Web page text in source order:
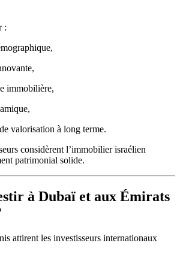
:
immobilière,
valorisation à long terme.
considèrent l’immobilier israélien
patrimonial solide.
à Dubaï et aux Émirats
attirent les investisseurs internationaux